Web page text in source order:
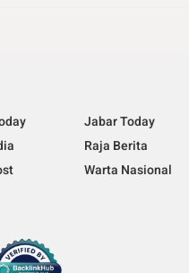
Jabar Today
Raja Berita
Warta Nasional